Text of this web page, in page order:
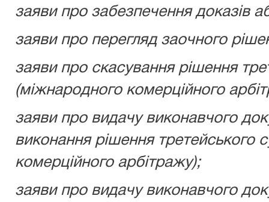
заяви про забезпечення доказів
заяви про перегляд заочного
заяви про скасування рішення
(міжнародного комерційного
заяви про видачу виконавчого
виконання рішення третейського
комерційного арбітражу);
заяви про видачу виконавчого